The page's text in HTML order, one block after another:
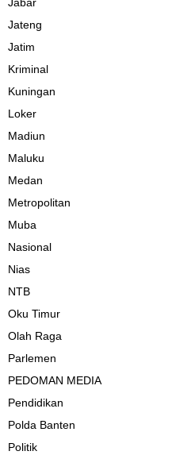
Jateng
Jatim
Kriminal
Kuningan
Loker
Madiun
Maluku
Medan
Metropolitan
Muba
Nasional
Nias
NTB
Oku Timur
Olah Raga
Parlemen
PEDOMAN MEDIA
Pendidikan
Polda Banten
Politik